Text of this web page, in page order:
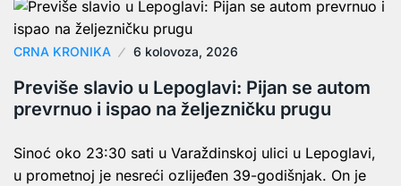
CRNA KRONIKA 6 kolovoza, 2026
Previše slavio u Lepoglavi: Pijan se autom
prevrnuo i ispao na željezničku prugu
Sinoć oko 23:30 sati u Varaždinskoj ulici u Lepoglavi,
u prometnoj je nesreći ozlijeđen 39-godišnjak. On je